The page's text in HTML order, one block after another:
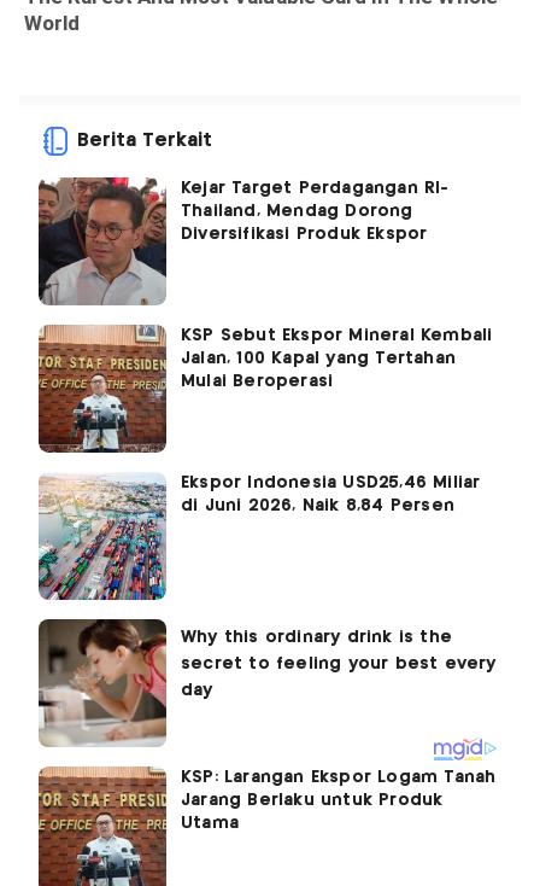
Berita Terkait
Kejar Target Perdagangan RI-
Thailand, Mendag Dorong
Diversifikasi Produk Ekspor
KSP Sebut Ekspor Mineral Kembali
Jalan, 100 Kapal yang Tertahan
Mulai Beroperasi
Ekspor Indonesia USD25,46 Miliar
di Juni 2026, Naik 8,84 Persen
KSP: Larangan Ekspor Logam Tanah
Jarang Berlaku untuk Produk
Utama